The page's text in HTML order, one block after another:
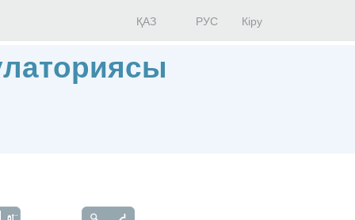
ҚАЗ РУС Кіру